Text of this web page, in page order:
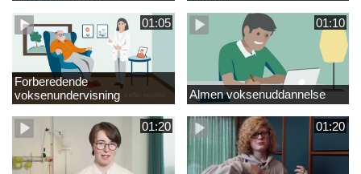
01:05
Forberedende
voksenundervisning
01:10
Almen voksenuddannelse
01:20 01:20